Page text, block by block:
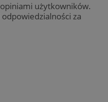
użytkowników.
za